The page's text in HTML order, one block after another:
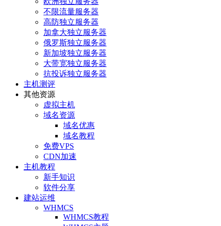
不限流量服务器
高防独立服务器
加拿大独立服务器
俄罗斯独立服务器
新加坡独立服务器
大带宽独立服务器
抗投诉独立服务器
主机测评
其他资源
虚拟主机
域名资源
域名优惠
域名教程
免费VPS
CDN加速
主机教程
新手知识
软件分享
建站运维
WHMCS
WHMCS教程